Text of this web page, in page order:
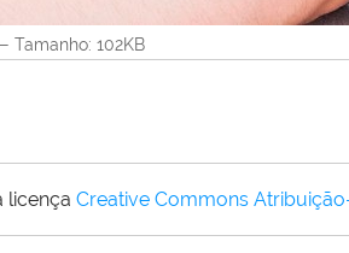
Tamanho: 102KB
licença Creative Commons